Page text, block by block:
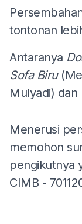
tontonan
Antaranya
Sofa Biru
Mulyadi) dan
Menerusi
memohon
pengikutnya
CIMB -